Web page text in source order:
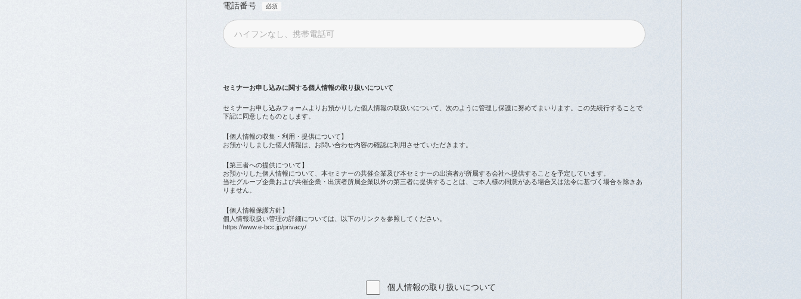
電話番号
セミナーお申し込みに関する個人情報の取り扱いについて
セミナーお申し込みフォームよりお預かりした個人情報の取扱いについて、次のように管理し保護に努めてまいります。この先続行することで
下記に同意したものとします。
【個人情報の収集・利用・提供について】
お預かりしました個人情報は、お問い合わせ内容の確認に利用させていただきます。
【第三者への提供について】
お預かりした個人情報について、本セミナーの共催企業及び本セミナーの出演者が所属する会社へ提供することを予定しています。
当社グループ企業および共催企業・出演者所属企業以外の第三者に提供することは、ご本人様の同意がある場合又は法令に基づく場合を除きあ
りません。
【個人情報保護方針】
個人情報取扱い管理の詳細については、以下のリンクを参照してください。
https://www.e-bcc.jp/privacy/
個人情報の取り扱いについて